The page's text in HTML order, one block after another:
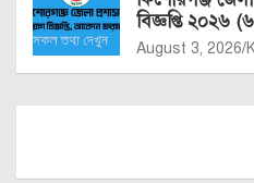
বিজ্ঞপ্তি ২০২৬
August 3, 2026